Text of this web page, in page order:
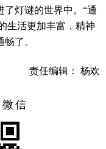
灯谜的世界中。“通
生活更加丰富，精神
了。
责任编辑： 杨欢
信